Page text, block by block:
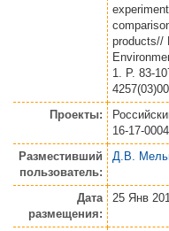
products//
1. P. 83-
Проекты:
16-17-
Разместивший
пользователь:
Д.В.
Дата
размещения:
25 Янв